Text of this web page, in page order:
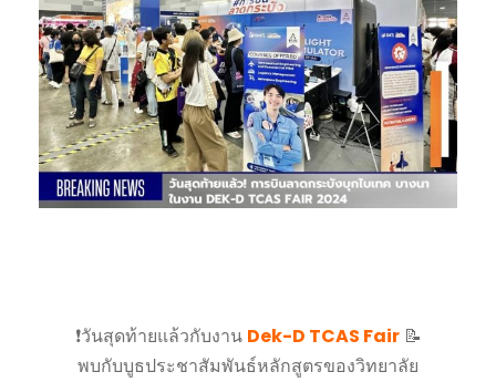
❗️วันสุดท้ายแล้วกับงาน Dek-D TCAS Fair📝
พบกับบูธประชาสัมพันธ์หลักสูตรของวิทยาลัย